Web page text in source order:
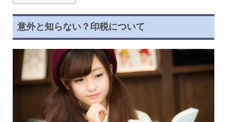
意外と知らない？印税について